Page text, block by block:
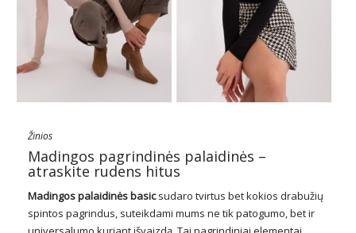
Žinios
Madingos pagrindinės palaidinės –
atraskite rudens hitus
Madingospalaidinėsbasicsudaro tvirtus bet kokios drabužių
spintos pagrindus, suteikdami mums ne tik patogumo, bet ir